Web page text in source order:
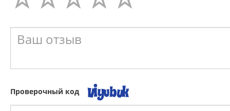
Проверочный код